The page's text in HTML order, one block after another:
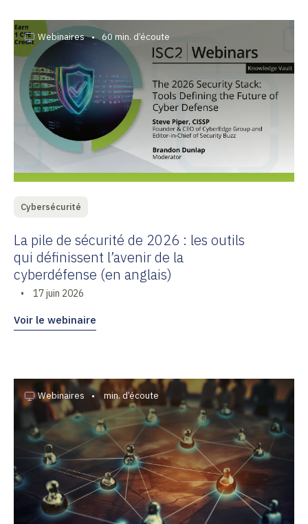
Webinaires • 60 min. d’écoute
Cybersécurité
La pile de sécurité de 2026 : les outils
qui définissent l’avenir de la
cyberdéfense (en anglais)
• 17 juin 2026
Voir le webinaire
Webinaires • min. d’écoute